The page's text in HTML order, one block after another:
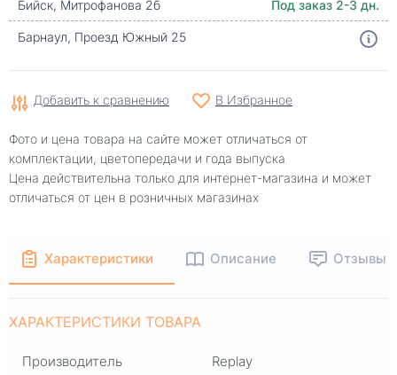
Бийск, Митрофанова 2б
Под заказ 2-3 дн.
Барнаул, Проезд Южный 25
Добавить к сравнению В Избранное
Фото и цена товара на сайте может отличаться от
комплектации, цветопередачи и года выпуска
Цена действительна только для интернет-магазина и может
отличаться от цен в розничных магазинах
Характеристики Описание Отзывы
ХАРАКТЕРИСТИКИ ТОВАРА
Производитель
Replay